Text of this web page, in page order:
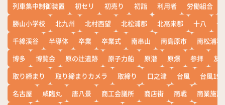
列車集中制御装置
初セリ 初売り 初詣 利用者 労働組合
勝山小学校
北九州 北村西望 北松浦郡 北高来郡 十八
十
千綿渓谷
半導体 卒業 卒業式 南串山 南島原市
南松浦郡
博多
博覧会 原の辻遺跡 原子力船 原潜 原爆 参拝
友
取り締まり
取り締まりカメラ 取締り 口之津 台風
台風19
名古屋
咸臨丸 唐八景 商工会議所 商店街 商戦
商業施設